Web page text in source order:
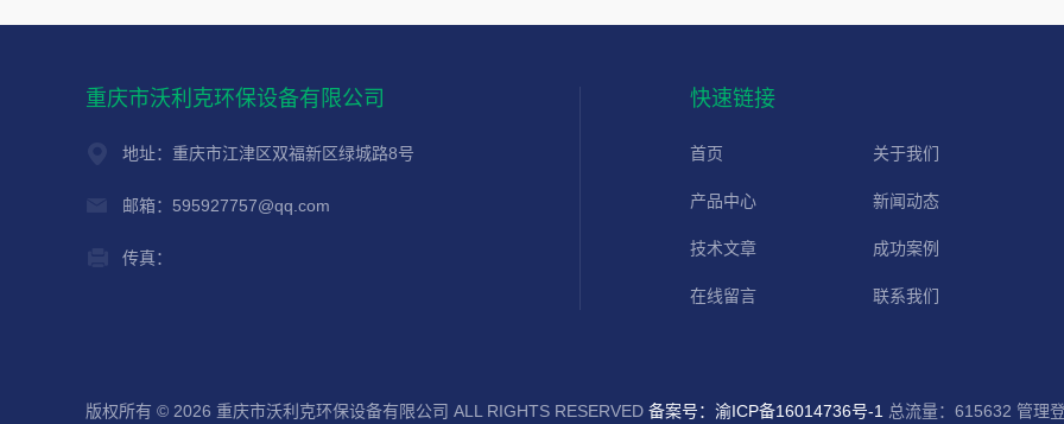
重庆市沃利克环保设备有限公司
地址：重庆市江津区双福新区绿城路8号
邮箱：595927757@qq.com
传真：
快速链接
首页 关于我们
产品中心 新闻动态
技术文章 成功案例
在线留言 联系我们
版权所有 © 2026 重庆市沃利克环保设备有限公司 ALL RIGHTS RESERVED 备案号：渝ICP备16014736号-1 总流量：615632 管理